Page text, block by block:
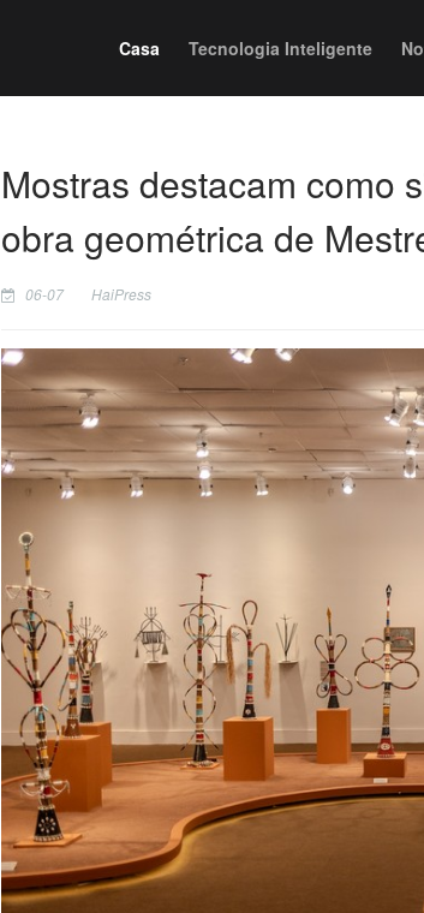
Casa Tecnologia Inteligente
Mostras destacam como
obra geométrica de
06-07 HaiPress